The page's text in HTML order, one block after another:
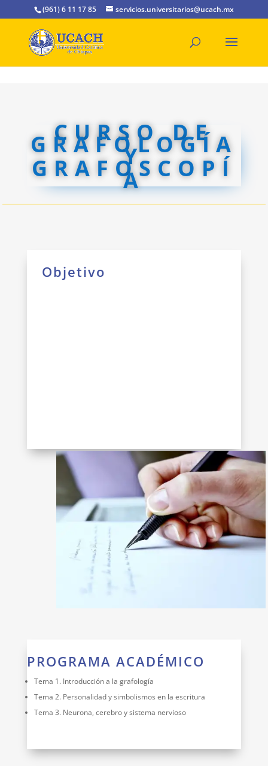
(961) 6 11 17 85 servicios.universitarios@ucach.mx
CURSO DE
GRAFOLOGÍA
Y
GRAFOSCOPÍ
A
Objetivo
PROGRAMA ACADÉMICO
Tema 1. Introducción a la grafología
Tema 2. Personalidad y simbolismos en la escritura
Tema 3. Neurona, cerebro y sistema nervioso